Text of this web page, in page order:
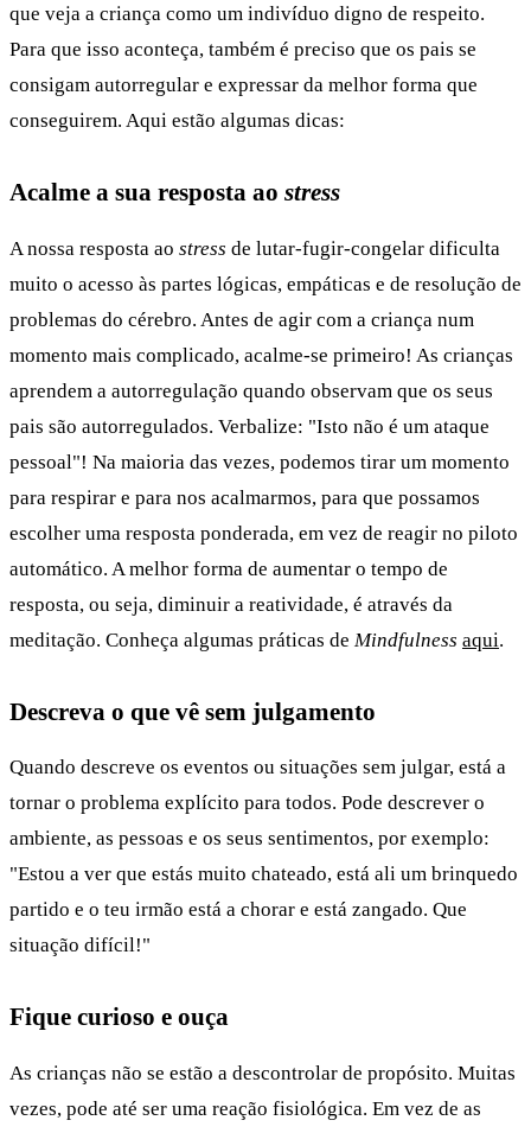
que veja a criança como um indivíduo digno de respeito.
Para que isso aconteça, também é preciso que os pais se
consigam autorregular e expressar da melhor forma que
conseguirem. Aqui estão algumas dicas:
Acalme a sua resposta ao stress
A nossa resposta ao stress de lutar-fugir-congelar dificulta
muito o acesso às partes lógicas, empáticas e de resolução de
problemas do cérebro. Antes de agir com a criança num
momento mais complicado, acalme-se primeiro! As crianças
aprendem a autorregulação quando observam que os seus
pais são autorregulados. Verbalize: "Isto não é um ataque
pessoal"! Na maioria das vezes, podemos tirar um momento
para respirar e para nos acalmarmos, para que possamos
escolher uma resposta ponderada, em vez de reagir no piloto
automático. A melhor forma de aumentar o tempo de
resposta, ou seja, diminuir a reatividade, é através da
meditação. Conheça algumas práticas de Mindfulness aqui.
Descreva o que vê sem julgamento
Quando descreve os eventos ou situações sem julgar, está a
tornar o problema explícito para todos. Pode descrever o
ambiente, as pessoas e os seus sentimentos, por exemplo:
"Estou a ver que estás muito chateado, está ali um brinquedo
partido e o teu irmão está a chorar e está zangado. Que
situação difícil!"
Fique curioso e ouça
As crianças não se estão a descontrolar de propósito. Muitas
vezes, pode até ser uma reação fisiológica. Em vez de as